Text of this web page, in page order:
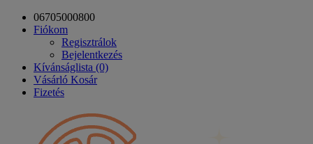
06705000800
Fiókom
Regisztrálok
Bejelentkezés
Kívánságlista (0)
Vásárló Kosár
Fizetés